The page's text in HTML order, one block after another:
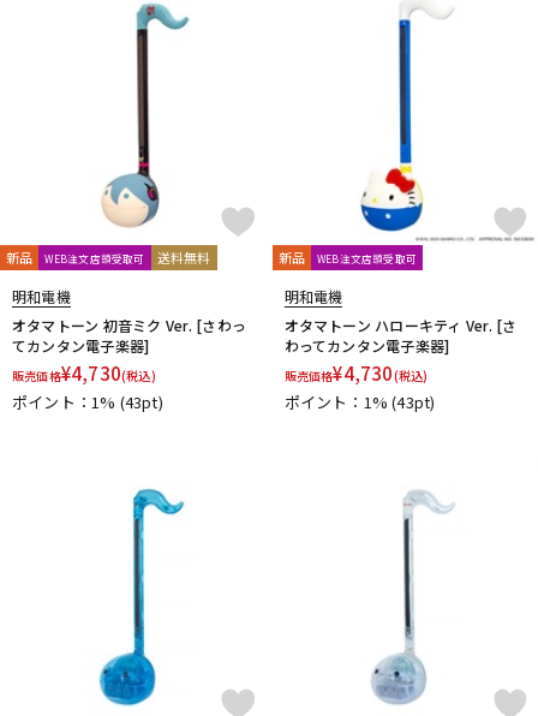
新品 WEB注文店頭受取可 送料無料
明和電機
オタマトーン 初音ミク Ver. [さわっ
てカンタン電子楽器]
販売価格¥4,730(税込)
ポイント：1% (43pt)
新品 WEB注文店頭受取可
明和電機
オタマトーン ハローキティ Ver. [さ
わってカンタン電子楽器]
販売価格¥4,730(税込)
ポイント：1%(43pt)